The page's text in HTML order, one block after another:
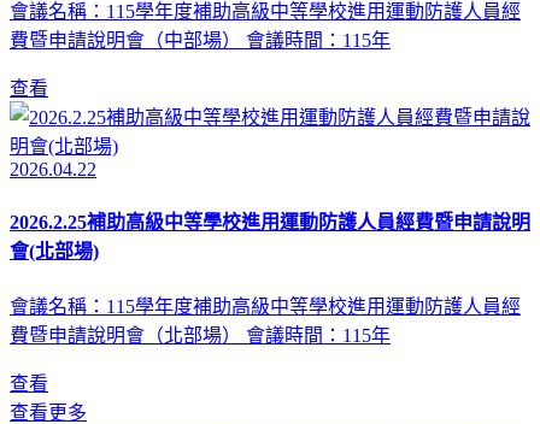
會議名稱：115學年度補助高級中等學校進用運動防護人員經
費暨申請說明會（中部場） 會議時間：115年
查看
2026.04.22
2026.2.25補助高級中等學校進用運動防護人員經費暨申請說明
會(北部場)
會議名稱：115學年度補助高級中等學校進用運動防護人員經
費暨申請說明會（北部場） 會議時間：115年
查看
查看更多